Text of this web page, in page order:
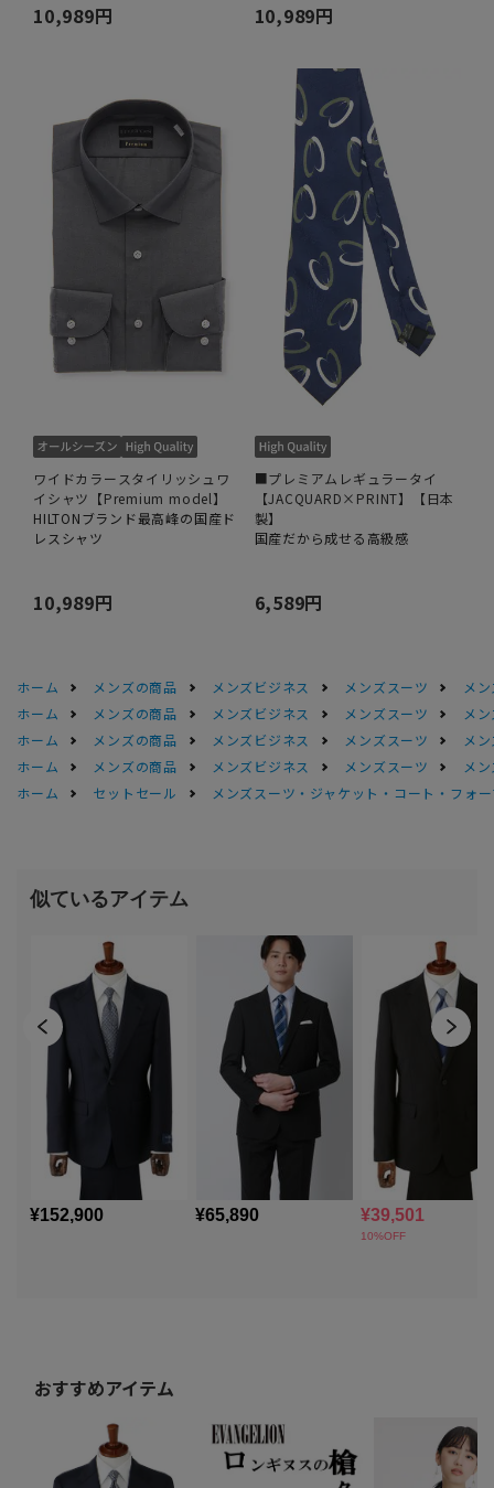
10,989円 10,989円
ワイドカラースタイリッシュワ
イシャツ【Premium model】
HILTONブランド最高峰の国産ド
レスシャツ
10,989円
■プレミアムレギュラータイ
【JACQUARD×PRINT】【日本
製】
国産だから成せる高級感
6,589円
ホーム メンズの商品 メンズビジネス メンズスーツ
メ
ホーム
メンズの商品 メンズビジネス メンズスーツ
メ
ホーム
メンズの商品 メンズビジネス メンズスーツ
メ
ホーム
メンズの商品 メンズビジネス メンズスーツ
メ
ホーム
セットセール メンズスーツ・ジャケット・コート・フォ